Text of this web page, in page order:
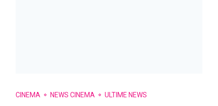
CINEMA NEWS CINEMA ULTIME NEWS